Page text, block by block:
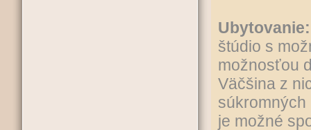
Ubytovanie:
štúdio s
možnosťou
Väčšina z
súkromných
je možné